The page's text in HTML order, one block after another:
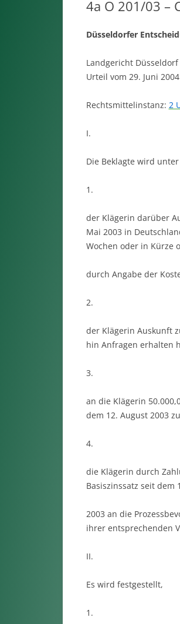
4a O 201/03 –
Düsseldorfer
Landgericht Düsseldorf
Urteil vom 29. Juni
Rechtsmittelinstanz: 2
I.
Die Beklagte wird
1.
der Klägerin darüber
Mai 2003 in
Wochen oder in Kürze
durch Angabe der
2.
der Klägerin Auskunft
hin Anfragen erhalten
3.
an die Klägerin
dem 12. August 2003
4.
die Klägerin durch
Basiszinssatz seit dem
2003 an die
ihrer entsprechenden
II.
Es wird festgestellt,
1.